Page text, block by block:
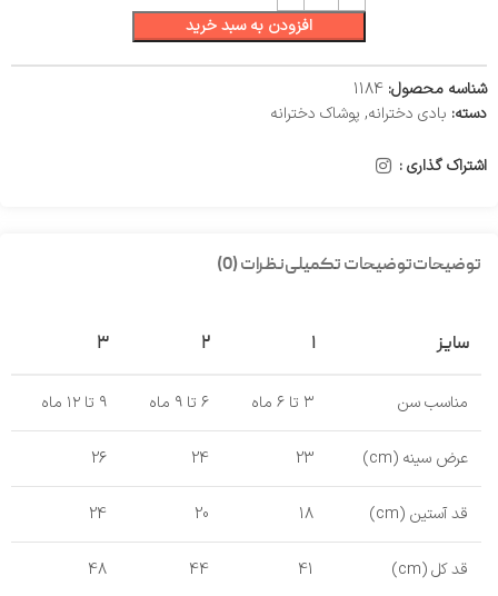
افزودن به سبد خرید
شناسه محصول: 1184
دسته: بادی دخترانه, پوشاک دخترانه
اشتراک گذاری :
توضیحاتتوضیحات تکمیلینظرات (0)
سایز ۱ ۲ ۳
مناسب سن ۳ تا ۶ ماه ۶ تا ۹ ماه ۹ تا ۱۲ ماه
عرض سینه (cm) 23
24
26
قد آستین (cm) 18
20
24
قد کل (cm) 41
44
48